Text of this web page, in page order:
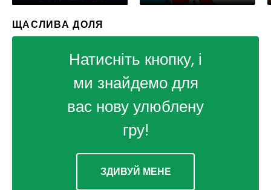
ЩАСЛИВА ДОЛЯ
Натисніть кнопку, і
ми знайдемо для
вас нову улюблену
гру!
ЗДИВУЙ МЕНЕ